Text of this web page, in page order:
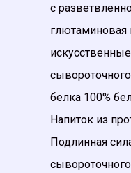
с
глютаминовая
белка 100%
Напиток из
Подлинная